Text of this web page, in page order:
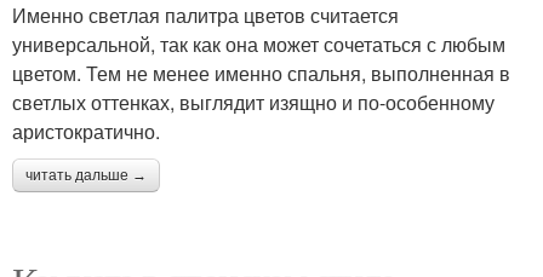
Именно светлая палитра цветов считается
универсальной, так как она может сочетаться с любым
цветом. Тем не менее именно спальня, выполненная в
светлых оттенках, выглядит изящно и по-особенному
аристократично.
читать дальше →